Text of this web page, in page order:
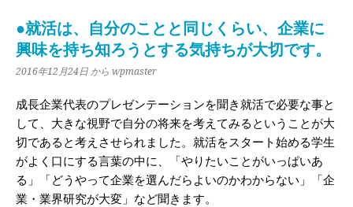
●就活は、自分のことと同じくらい、企業に
興味を持ち知ろうとする気持ちが大切です。
2016年12月24日 から wpmaster
成長企業代表のプレゼンテーションを聞き就活で必要な事と
して、大きな視野で自分の将来を考えてみるということが大
切であると考えさせられました。就活をスタート始める学生
がよく口にする言葉の中に、「やりたいことがいっぱいあ
る」「どうやって企業を選んだらよいのかわからない」「企
業・業界研究が大変」など聞きます。